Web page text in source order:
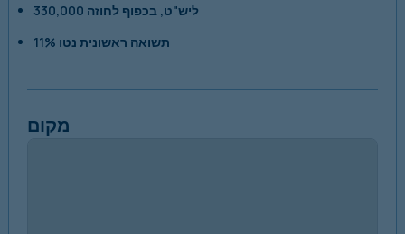
330,000 ליש"ט, בכפוף לחוזה
11% תשואה ראשונית נטו
מקום